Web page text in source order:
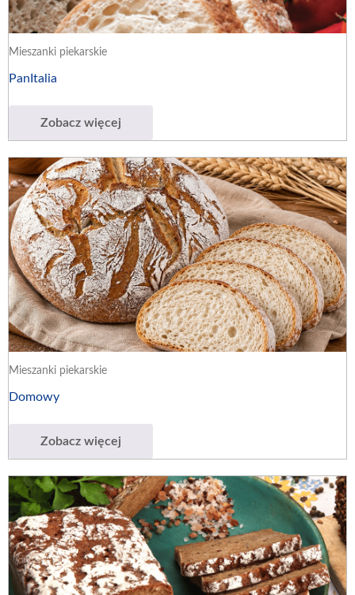
Mieszanki piekarskie
PanItalia
Zobacz więcej
Mieszanki piekarskie
Domowy
Zobacz więcej